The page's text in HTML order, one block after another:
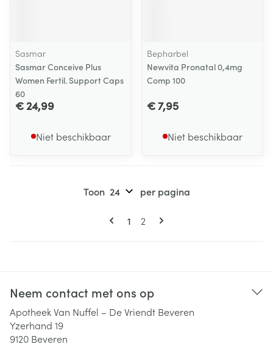
Sasmar
Sasmar Conceive Plus
Women Fertil. Support Caps
60
€ 24,99
Niet beschikbaar
Bepharbel
Newvita Pronatal 0,4mg
Comp 100
€ 7,95
Niet beschikbaar
Pagina's
U lees momenteel pagina
1 Pagina
2
Toon per pagina
Neem contact met ons op
Apotheek Van Nuffel – De Vriendt Beveren
Yzerhand 19
9120 Beveren